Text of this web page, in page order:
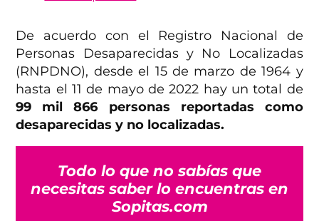
De acuerdo con el Registro Nacional de
Personas Desaparecidas y No Localizadas
(RNPDNO), desde el 15 de marzo de 1964 y
hasta el 11 de mayo de 2022 hay un total de
99 mil 866 personas reportadas como
desaparecidas y no localizadas.
Todo lo que no sabías que
necesitas saber lo encuentras en
Sopitas.com